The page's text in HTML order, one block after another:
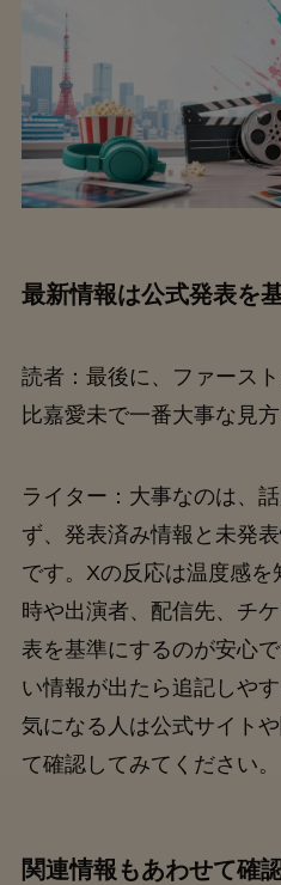
最新情報は公式発表を
読者：最後に、ファース
比嘉愛未で一番大事な見
ライター：大事なのは、
ず、発表済み情報と未発
です。Xの反応は温度感を
時や出演者、配信先、チ
表を基準にするのが安心
い情報が出たら追記しや
気になる人は公式サイト
て確認してみてください。
関連情報もあわせて確